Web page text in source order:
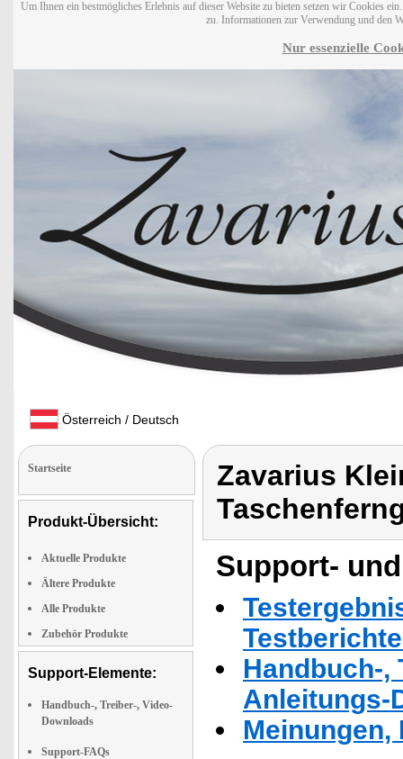
Um Ihnen ein bestmögliches Erlebnis auf dieser Website zu bieten setzen wir Cookies
zu. Informationen zur Verwendung und den
Nur essenzielle
Österreich / Deutsch
Startseite
Produkt-Übersicht:
Aktuelle Produkte
Ältere Produkte
Alle Produkte
Zubehör Produkte
Support-Elemente:
Handbuch-, Treiber-, Video-
Downloads
Support-FAQs
Zavarius
Support-
Handbuch-,
Anleitungs-